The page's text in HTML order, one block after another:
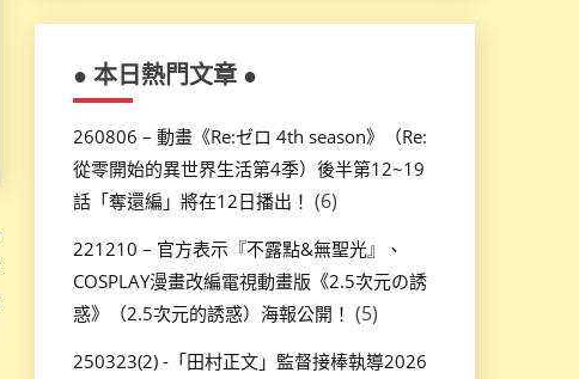
● 本日熱門文章 ●
260806 – 動畫《Re:ゼロ 4th season》（Re:
從零開始的異世界生活第4季）後半第12~19
話「奪還編」將在12日播出！ (6)
221210 – 官方表示『不露點&無聖光』、
COSPLAY漫畫改編電視動畫版《2.5次元の誘
惑》（2.5次元的誘惑）海報公開！ (5)
250323(2) -「田村正文」監督接棒執導2026